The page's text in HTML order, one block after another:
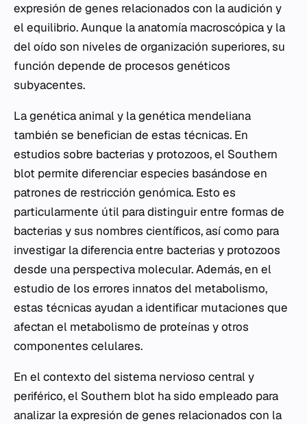
expresión de genes relacionados con la audición y
el equilibrio. Aunque la anatomía macroscópica y la
del oído son niveles de organización superiores, su
función depende de procesos genéticos
subyacentes.
La genética animal y la genética mendeliana
también se benefician de estas técnicas. En
estudios sobre bacterias y protozoos, el Southern
blot permite diferenciar especies basándose en
patrones de restricción genómica. Esto es
particularmente útil para distinguir entre formas de
bacterias y sus nombres científicos, así como para
investigar la diferencia entre bacterias y protozoos
desde una perspectiva molecular. Además, en el
estudio de los errores innatos del metabolismo,
estas técnicas ayudan a identificar mutaciones que
afectan el metabolismo de proteínas y otros
componentes celulares.
En el contexto del sistema nervioso central y
periférico, el Southern blot ha sido empleado para
analizar la expresión de genes relacionados con la